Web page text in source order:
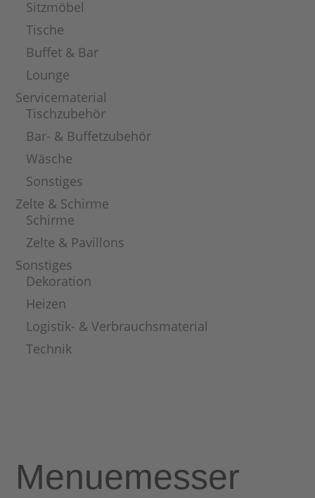
Sitzmöbel
Tische
Buffet & Bar
Lounge
Servicematerial
Tischzubehör
Bar- & Buffetzubehör
Wäsche
Sonstiges
Zelte & Schirme
Schirme
Zelte & Pavillons
Sonstiges
Dekoration
Heizen
Logistik- & Verbrauchsmaterial
Technik
Menuemesser